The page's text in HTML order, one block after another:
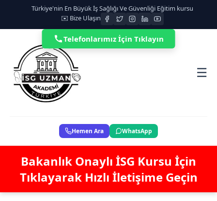
Türkiye'nin En Büyük İş Sağlığı Ve Güvenliği Eğitim kursu
✉️ Bize Ulaşın
☰
Hemen Ara WhatsApp
Bakanlık Onaylı İSG Kursu İçin
Tıklayarak Hızlı İletişime Geçin
Telefonlarımız İçin Tıklayın